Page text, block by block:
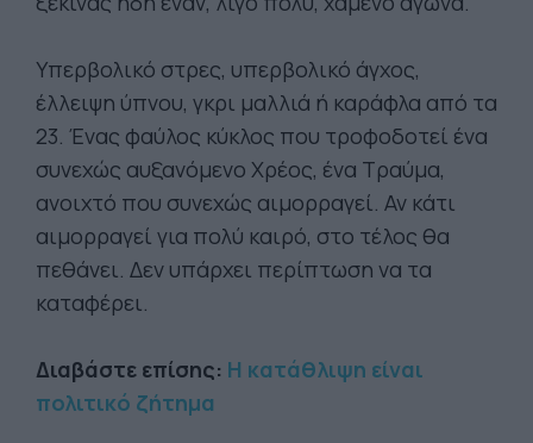
Υπερβολικό στρες, υπερβολικό άγχος,
έλλειψη ύπνου, γκρι μαλλιά ή καράφλα από τα
23. Ένας φαύλος κύκλος που τροφοδοτεί ένα
συνεχώς αυξανόμενο Χρέος, ένα Τραύμα,
ανοιχτό που συνεχώς αιμορραγεί. Αν κάτι
αιμορραγεί για πολύ καιρό, στο τέλος θα
πεθάνει. Δεν υπάρχει περίπτωση να τα
καταφέρει.
Διαβάστε επίσης: Η κατάθλιψη είναι
πολιτικό ζήτημα